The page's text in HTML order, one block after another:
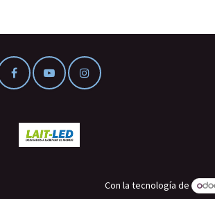
Con la tecnología de